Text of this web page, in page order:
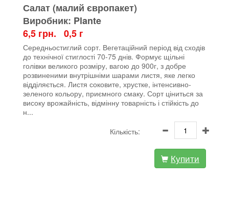
Салат (малий європакет)
Виробник: Plante
6,5 грн. 0,5 г
Середньостиглий сорт. Вегетаційний період від сходів
до технічної стиглості 70-75 днів. Формує щільні
голівки великого розміру, вагою до 900г, з добре
розвиненими внутрішніми шарами листя, яке легко
відділяється. Листя соковите, хрустке, інтенсивно-
зеленого кольору, приємного смаку. Сорт ціниться за
високу врожайність, відмінну товарність і стійкість до
н...
Кількість:
Купити